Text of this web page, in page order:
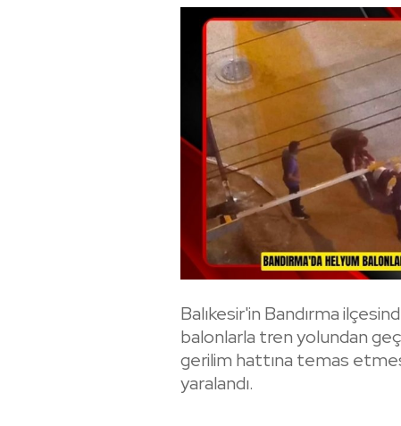
Balıkesir'in Bandırma
balonlarla tren yolundan
gerilim hattına temas
yaralandı.